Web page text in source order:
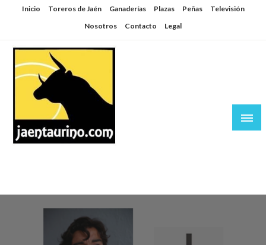
SaltarInicio Toreros de Jaén Ganaderías Plazas Peñas
Televisión
Nosotros
Contacto Legal